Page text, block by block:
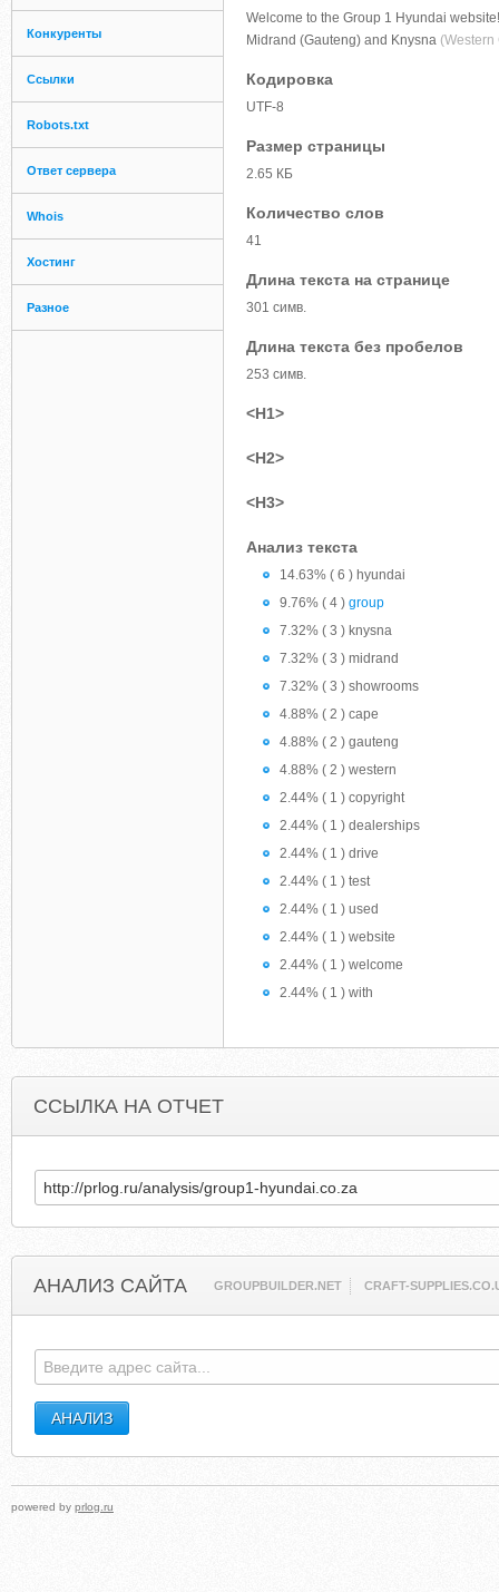
Конкуренты
Ссылки
Robots.txt
Ответ сервера
Whois
Хостинг
Разное
Welcome to the Group 1 Hyundai
Midrand (Gauteng) and Knysna (Western
Кодировка
UTF-8
Размер страницы
2.65 КБ
Количество слов
41
Длина текста на странице
301 симв.
Длина текста без пробелов
253 симв.
<H1>
<H2>
<H3>
Анализ текста
14.63% ( 6 ) hyundai
9.76% ( 4 ) group
7.32% ( 3 ) knysna
7.32% ( 3 ) midrand
7.32% ( 3 ) showrooms
4.88% ( 2 ) cape
4.88% ( 2 ) gauteng
4.88% ( 2 ) western
2.44% ( 1 ) copyright
2.44% ( 1 ) dealerships
2.44% ( 1 ) drive
2.44% ( 1 ) test
2.44% ( 1 ) used
2.44% ( 1 ) website
2.44% ( 1 ) welcome
2.44% ( 1 ) with
ССЫЛКА НА ОТЧЕТ
АНАЛИЗ САЙТА GROUPBUILDER.NET CRAFT-
powered by prlog.ru